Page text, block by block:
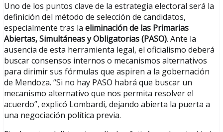
Uno de los puntos clave de la estrategia electoral será la
definición del método de selección de candidatos,
especialmente tras la eliminación de las Primarias
Abiertas, Simultáneas y Obligatorias (PASO). Ante la
ausencia de esta herramienta legal, el oficialismo deberá
buscar consensos internos o mecanismos alternativos
para dirimir sus fórmulas que aspiren a la gobernación
de Mendoza. “Si no hay PASO habrá que buscar un
mecanismo alternativo que nos permita resolver el
acuerdo”, explicó Lombardi, dejando abierta la puerta a
una negociación política previa.